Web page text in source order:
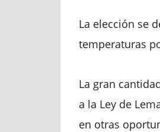
La elección se
temperaturas
La gran
a la Ley de
en otras